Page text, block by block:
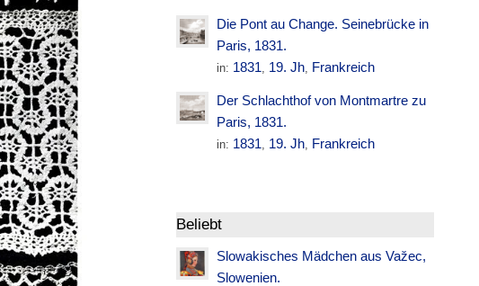
Die Pont au Change. Seinebrücke in
Paris, 1831.
in: 1831, 19. Jh, Frankreich
Der Schlachthof von Montmartre zu
Paris, 1831.
in: 1831, 19. Jh, Frankreich
Beliebt
Slowakisches Mädchen aus Važec,
Slowenien.